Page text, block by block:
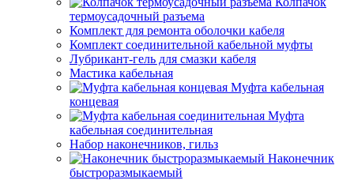
термоусадочный разъема
Комплект для ремонта оболочки кабеля
Комплект соединительной кабельной муфты
Лубрикант-гель для смазки кабеля
Мастика кабельная
Муфта кабельная
концевая
Муфта
кабельная соединительная
Набор наконечников, гильз
Наконечник
быстроразмыкаемый